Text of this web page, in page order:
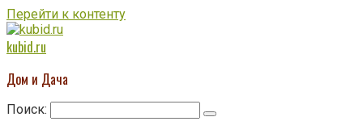
Перейти к контенту
kubid.ru
Дом и Дача
Поиск: